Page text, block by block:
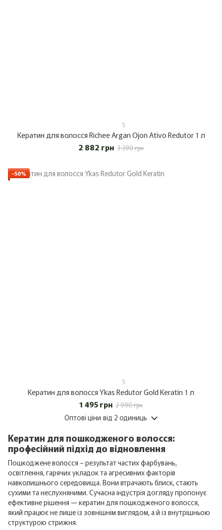
5
Кератин для волосся Richee Argan Ojon Ativo Redutor 1 л
2 882 грн 3 390 грн
−50%
5
Кератин для волосся Ykas Redutor Gold Keratin 1 л
1 495 грн 2 990 грн
Оптові ціни від 2 одиниць
Кератин для пошкодженого волосся:
професійний підхід до відновлення
Пошкоджене волосся – результат частих фарбувань,
освітлення, гарячих укладок та агресивних факторів
навколишнього середовища. Вони втрачають блиск, стають
сухими та неслухняними. Сучасна індустрія догляду пропонує
ефективне рішення — кератин для пошкодженого волосся,
який працює не лише із зовнішнім виглядом, а й із внутрішньою
структурою стрижня.